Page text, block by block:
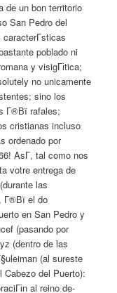
de un bon territorio
San Pedro del
poblado ni
y visigГіtica;
no unicamente
sino los
Г®Вї rafales;
cristianas incluso
ordenado por
AsГ­, tal como nos
votre entrega de
las
Г®Вї el do
en San Pedro y
(pasando por
(dentro de las
(al sureste
Cabezo del Puerto):
al reino de-